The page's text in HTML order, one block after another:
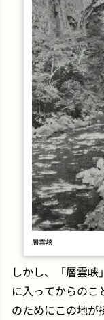
層雲峡
しかし、「層雲
に入ってからの
のためにこの地が